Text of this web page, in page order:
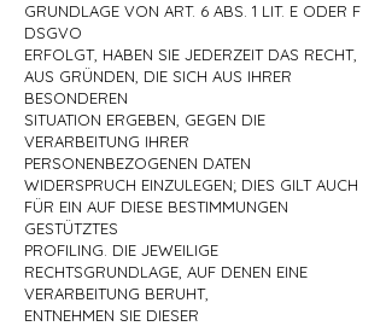
GRUNDLAGE VON ART. 6 ABS. 1 LIT. E ODER F
DSGVO
ERFOLGT, HABEN SIE JEDERZEIT DAS RECHT,
AUS GRÜNDEN, DIE SICH AUS IHRER
BESONDEREN
SITUATION ERGEBEN, GEGEN DIE
VERARBEITUNG IHRER
PERSONENBEZOGENEN DATEN
WIDERSPRUCH EINZULEGEN; DIES GILT AUCH
FÜR EIN AUF DIESE BESTIMMUNGEN
GESTÜTZTES
PROFILING. DIE JEWEILIGE
RECHTSGRUNDLAGE, AUF DENEN EINE
VERARBEITUNG BERUHT,
ENTNEHMEN SIE DIESER